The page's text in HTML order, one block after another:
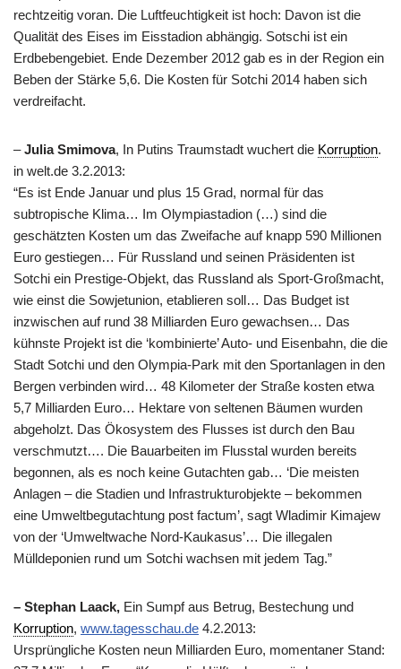
rechtzeitig voran. Die Luftfeuchtigkeit ist hoch: Davon ist die
Qualität des Eises im Eisstadion abhängig. Sotschi ist ein
Erdbebengebiet. Ende Dezember 2012 gab es in der Region ein
Beben der Stärke 5,6. Die Kosten für Sotchi 2014 haben sich
verdreifacht.
–Julia Smimova, In Putins Traumstadt wuchert die Korruption.
in welt.de 3.2.2013:
“Es ist Ende Januar und plus 15 Grad, normal für das
subtropische Klima… Im Olympiastadion (…) sind die
geschätzten Kosten um das Zweifache auf knapp 590 Millionen
Euro gestiegen… Für Russland und seinen Präsidenten ist
Sotchi ein Prestige-Objekt, das Russland als Sport-Großmacht,
wie einst die Sowjetunion, etablieren soll… Das Budget ist
inzwischen auf rund 38 Milliarden Euro gewachsen… Das
kühnste Projekt ist die ‘kombinierte’ Auto- und Eisenbahn, die die
Stadt Sotchi und den Olympia-Park mit den Sportanlagen in den
Bergen verbinden wird… 48 Kilometer der Straße kosten etwa
5,7 Milliarden Euro… Hektare von seltenen Bäumen wurden
abgeholzt. Das Ökosystem des Flusses ist durch den Bau
verschmutzt…. Die Bauarbeiten im Flusstal wurden bereits
begonnen, als es noch keine Gutachten gab… ‘Die meisten
Anlagen – die Stadien und Infrastrukturobjekte – bekommen
eine Umweltbegutachtung post factum’, sagt Wladimir Kimajew
von der ‘Umweltwache Nord-Kaukasus’… Die illegalen
Mülldeponien rund um Sotchi wachsen mit jedem Tag.”
– Stephan Laack, Ein Sumpf aus Betrug, Bestechung und
Korruption, www.tagesschau.de 4.2.2013:
Ursprüngliche Kosten neun Milliarden Euro, momentaner Stand: